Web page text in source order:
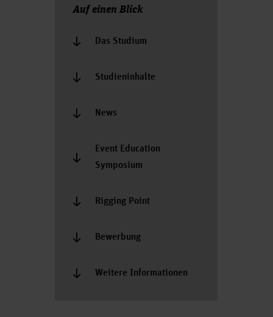
Auf einen Blick
Das Studium
Studieninhalte
News
Event Education
Symposium
Rigging Point
Bewerbung
Weitere Informationen